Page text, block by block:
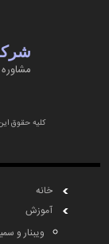
کلیه حقوق
خانه
آموزش
ویبنار و